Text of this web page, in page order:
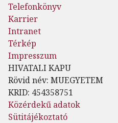
Telefonkönyv
Karrier
Intranet
Térkép
Impresszum
HIVATALI KAPU
Rövid név: MUEGYETEM
KRID: 454358751
Közérdekű adatok
Sütitájékoztató